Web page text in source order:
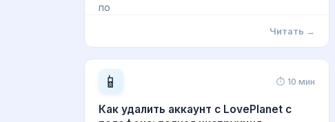
по
Читать →
📱 ⏱ 10 мин
Как удалить аккаунт с LovePlanet с